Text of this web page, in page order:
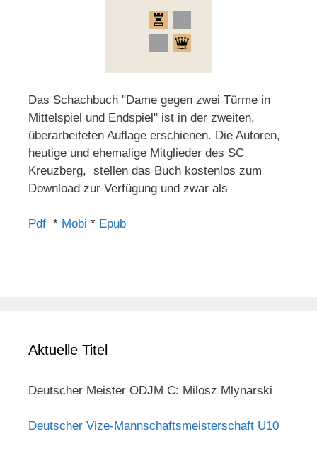
Das Schachbuch "Dame gegen zwei Türme in
Mittelspiel und Endspiel" ist in der zweiten,
überarbeiteten Auflage erschienen. Die Autoren,
heutige und ehemalige Mitglieder des SC
Kreuzberg, stellen das Buch kostenlos zum
Download zur Verfügung und zwar als
Pdf * Mobi * Epub
Aktuelle Titel
Deutscher Meister ODJM C: Milosz Mlynarski
Deutscher Vize-Mannschaftsmeisterschaft U10